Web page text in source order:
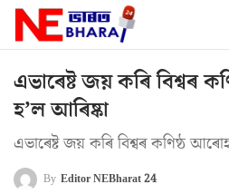
এভাৰেষ্ট জয় কৰি বিশ্বৰ
হ’ল আৰিষ্কা
এভাৰেষ্ট জয় কৰি বিশ্বৰ কণিষ্ঠ
By Editor NEBharat 24